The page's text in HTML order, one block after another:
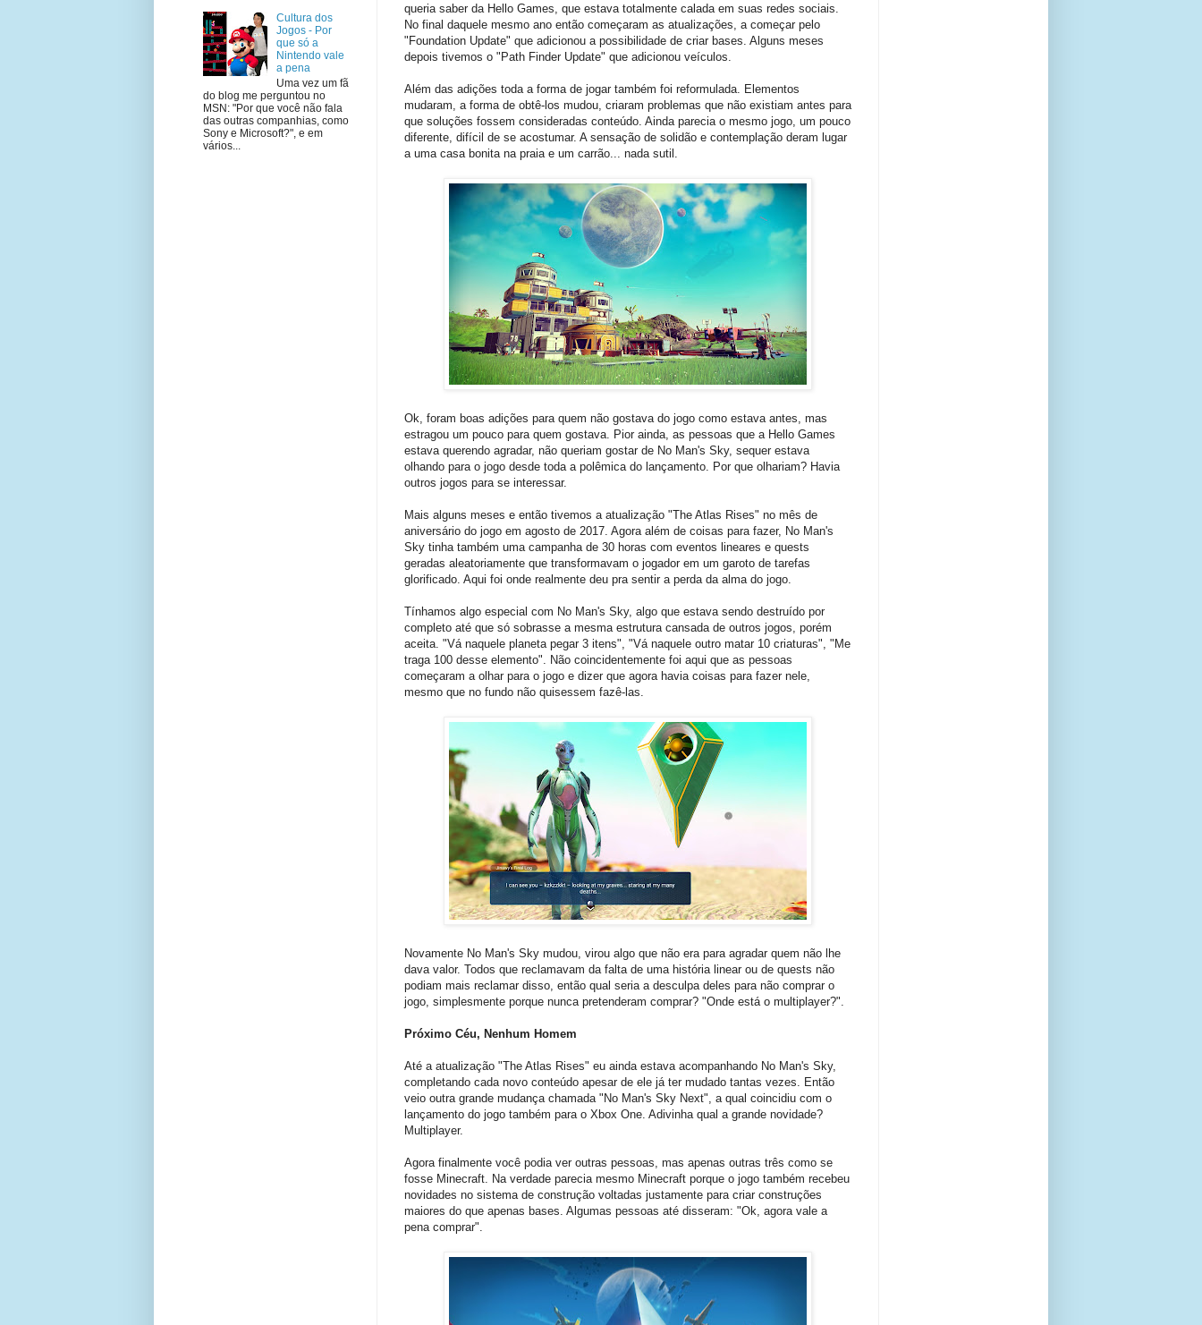
queria saber da Hello Games, que estava totalmente calada em suas redes sociais.
No final daquele mesmo ano então começaram as atualizações, a começar pelo
"Foundation Update" que adicionou a possibilidade de criar bases. Alguns meses
depois tivemos o "Path Finder Update" que adicionou veículos.
Além das adições toda a forma de jogar também foi reformulada. Elementos
mudaram, a forma de obtê-los mudou, criaram problemas que não existiam antes para
que soluções fossem consideradas conteúdo. Ainda parecia o mesmo jogo, um pouco
diferente, difícil de se acostumar. A sensação de solidão e contemplação deram lugar
a uma casa bonita na praia e um carrão... nada sutil.
Ok, foram boas adições para quem não gostava do jogo como estava antes, mas
estragou um pouco para quem gostava. Pior ainda, as pessoas que a Hello Games
estava querendo agradar, não queriam gostar de No Man's Sky, sequer estava
olhando para o jogo desde toda a polêmica do lançamento. Por que olhariam? Havia
outros jogos para se interessar.
Mais alguns meses e então tivemos a atualização "The Atlas Rises" no mês de
aniversário do jogo em agosto de 2017. Agora além de coisas para fazer, No Man's
Sky tinha também uma campanha de 30 horas com eventos lineares e quests
geradas aleatoriamente que transformavam o jogador em um garoto de tarefas
glorificado. Aqui foi onde realmente deu pra sentir a perda da alma do jogo.
Tínhamos algo especial com No Man's Sky, algo que estava sendo destruído por
completo até que só sobrasse a mesma estrutura cansada de outros jogos, porém
aceita. "Vá naquele planeta pegar 3 itens", "Vá naquele outro matar 10 criaturas", "Me
traga 100 desse elemento". Não coincidentemente foi aqui que as pessoas
começaram a olhar para o jogo e dizer que agora havia coisas para fazer nele,
mesmo que no fundo não quisessem fazê-las.
Novamente No Man's Sky mudou, virou algo que não era para agradar quem não lhe
dava valor. Todos que reclamavam da falta de uma história linear ou de quests não
podiam mais reclamar disso, então qual seria a desculpa deles para não comprar o
jogo, simplesmente porque nunca pretenderam comprar? "Onde está o multiplayer?".
Próximo Céu, Nenhum Homem
Até a atualização "The Atlas Rises" eu ainda estava acompanhando No Man's Sky,
completando cada novo conteúdo apesar de ele já ter mudado tantas vezes. Então
veio outra grande mudança chamada "No Man's Sky Next", a qual coincidiu com o
lançamento do jogo também para o Xbox One. Adivinha qual a grande novidade?
Multiplayer.
Agora finalmente você podia ver outras pessoas, mas apenas outras três como se
fosse Minecraft. Na verdade parecia mesmo Minecraft porque o jogo também recebeu
novidades no sistema de construção voltadas justamente para criar construções
maiores do que apenas bases. Algumas pessoas até disseram: "Ok, agora vale a
pena comprar".
Cultura dos
Jogos - Por
que só a
Nintendo vale
a pena
Uma vez um fã
do blog me perguntou no
MSN: "Por que você não fala
das outras companhias, como
Sony e Microsoft?", e em
vários...